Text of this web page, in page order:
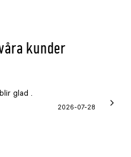
kunder
glad .
2026-07-28